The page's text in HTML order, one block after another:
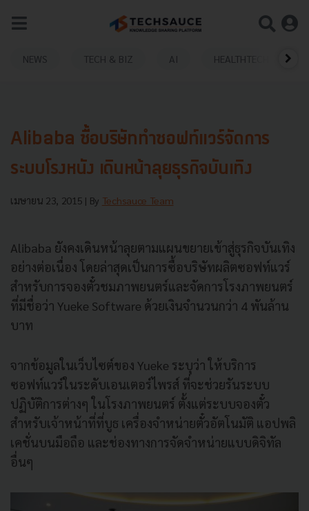
NEWS TECH & BIZ AI HEALTHTECH
Alibaba ซื้อบริษัททำซอฟท์แวร์จัดการ
ระบบโรงหนัง เดินหน้าลุยธุรกิจบันเทิง
เมษายน 23, 2015 | By Techsauce Team
Alibaba ยังคงเดินหน้าลุยตามแผนขยายเข้าสู่ธุรกิจบันเทิง
อย่างต่อเนื่อง โดยล่าสุดเป็นการซื้อบริษัทผลิตซอฟท์แวร์
สำหรับการจองตั๋วชมภาพยนตร์และจัดการโรงภาพยนตร์
ที่มีชื่อว่า Yueke Software ด้วยเงินจำนวนกว่า 4 พันล้าน
บาท
จากข้อมูลในเว็บไซต์ของ Yueke ระบุว่า ให้บริการ
ซอฟท์แวร์ในระดับเอนเตอร์ไพรส์ ที่จะช่วยรันระบบ
ปฏิบัติการต่างๆ ในโรงภาพยนตร์ ตั้งแต่ระบบจองตั๋ว
สำหรับเจ้าหน้าที่ที่บูธ เครื่องจำหน่ายตั๋วอัตโนมัติ แอปพลิ
เคชั่นบนมือถือ และช่องทางการจัดจำหน่ายแบบดิจิทัล
อื่นๆ